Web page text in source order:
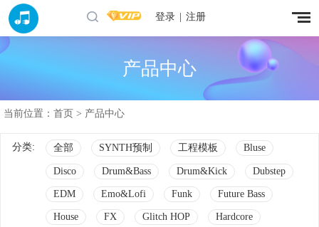
登录 注册
产品中心
当前位置： 首页 > 产品中心
分类: 全部 SYNTH预制 工程模板 Bluse
Disco Drum&Bass Drum&Kick Dubstep
EDM Emo&Lofi Funk Future Bass
House FX Glitch HOP Hardcore